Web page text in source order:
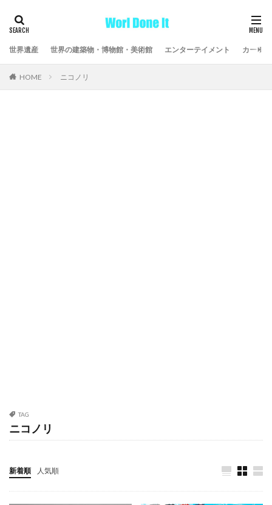
世界遺産 世界の建築物・博物館・美術館 エンターテイメント カーラ
HOME ニコノリ
TAG
ニコノリ
新着順 人気順